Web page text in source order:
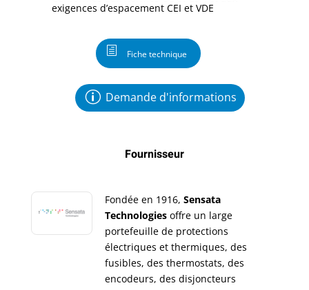
exigences d’espacement CEI et VDE
Fiche technique
Demande d'informations
Fournisseur
Fondée en 1916, Sensata
Technologies offre un large
portefeuille de protections
électriques et thermiques, des
fusibles, des thermostats, des
encodeurs, des disjoncteurs